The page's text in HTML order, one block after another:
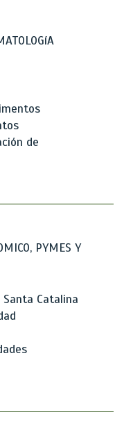
de
PYMES Y
Catalina